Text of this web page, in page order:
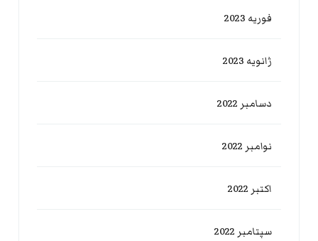
فوریه 2023
ژانویه 2023
دسامبر 2022
نوامبر 2022
اکتبر 2022
سپتامبر 2022